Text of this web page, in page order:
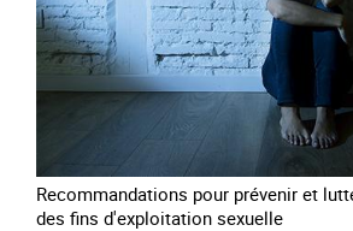
Recommandations pour prévenir et
des fins d'exploitation sexuelle